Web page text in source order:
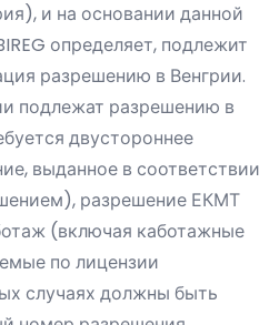
и на основании данной
определяет, подлежит
разрешению в Венгрии.
подлежат разрешению в
двустороннее
выданное в соответствии
разрешение ЕКМТ
(включая каботажные
по лицензии
случаях должны быть